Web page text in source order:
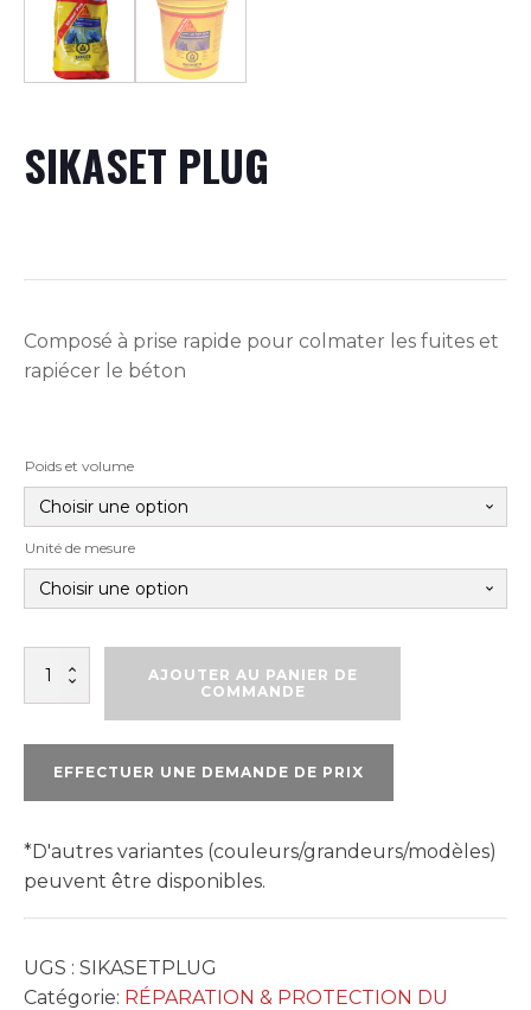
SIKASET PLUG
Composé à prise rapide pour colmater les fuites et
rapiécer le béton
Poids et volume
Unité de mesure
quantité
AJOUTER AU PANIER DE
COMMANDE
EFFECTUER UNE DEMANDE DE PRIX
*D'autres variantes (couleurs/grandeurs/modèles)
peuvent être disponibles.
UGS : SIKASETPLUG
Catégorie: RÉPARATION & PROTECTION DU